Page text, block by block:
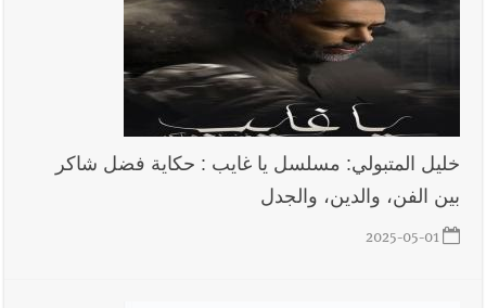
المعاناة التي تمزق القلوب والضمائر؟
أخبار صيدا
بلدية صيدا تهنئ نادي الأهلي صيدا بإحرازه بطولة لبنان
بكرة الطاولة للرجال للعام الرابع على التوالي
أخبار صيدا
بالصور: رئيسا بلديتي صيدا وصور يشاركان في ورشة
خليل المتبولي: مسلسل يا غايب : حكاية فضل شاكر
بين الفن، والدين، والجدل
2025-05-01